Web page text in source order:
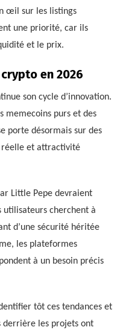
œil sur les listings
une priorité, car ils
et le prix.
en 2026
son cycle d’innovation.
memecoins purs et des
porte désormais sur des
et attractivité
Little Pepe devraient
utilisateurs cherchent à
d’une sécurité héritée
les plateformes
à un besoin précis
tôt ces tendances et
derrière les projets ont